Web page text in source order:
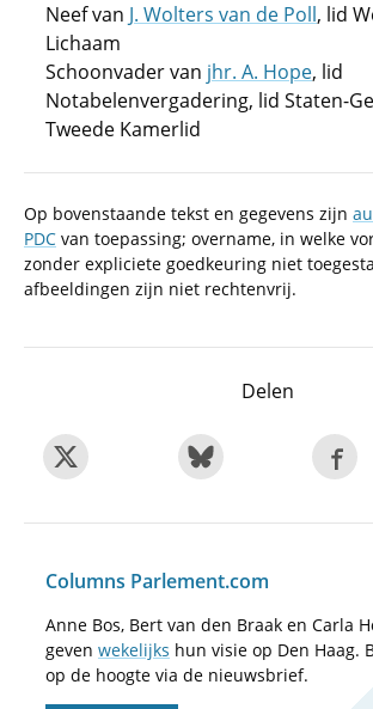
Neef van J. Wolters van de Poll, lid
Lichaam
Schoonvader van jhr. A. Hope, lid
Notabelenvergadering, lid Staten-
Tweede Kamerlid
Op bovenstaande tekst en gegevens zijn
PDC van toepassing; overname, in welke
zonder expliciete goedkeuring niet
afbeeldingen zijn niet rechtenvrij.
Delen
Columns Parlement.com
Anne Bos, Bert van den Braak en Carla
geven wekelijks hun visie op Den Haag.
op de hoogte via de nieuwsbrief.